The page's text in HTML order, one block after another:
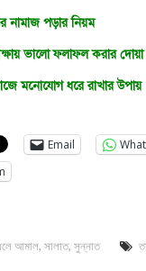
নামাজ পড়ার নিয়ম
ভালো ফলাফল করার
মনোযোগ ধরে রাখার উপায়
Email
আমাল, সালাত, সুন্নাত